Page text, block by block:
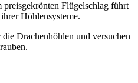
Flügelschlag führt
Höhlensysteme.
Drachenhöhlen und versuchen